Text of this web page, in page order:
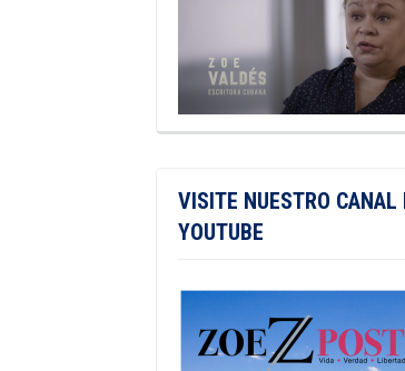
VISITE NUESTRO CANAL
YOUTUBE